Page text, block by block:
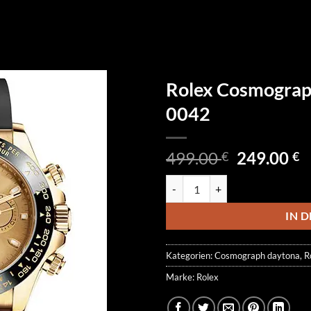
Rolex
0042
499.00€
499.00 €
249.00€
IN
Kategorien:Cosmograph daytona,
Marke: Rolex